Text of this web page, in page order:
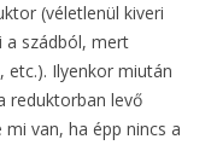
(véletlenül kiveri
a szádból, mert
etc.). Ilyenkor miután
reduktorban levő
van, ha épp nincs a